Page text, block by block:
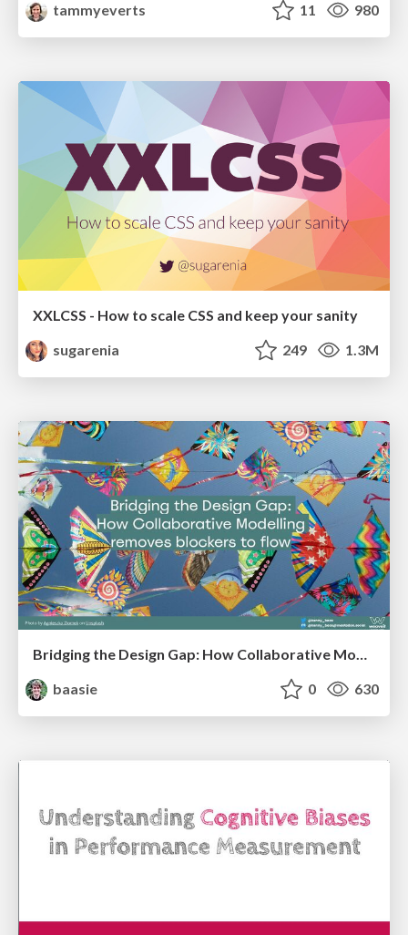
tammyeverts
11 980
XXLCSS - How to scale CSS and keep your sanity
sugarenia
249 1.3M
Bridging the Design Gap: How Collaborative Modelling removes blockers to flow between stakeholders and teams @FastFlow conf
baasie
0 630